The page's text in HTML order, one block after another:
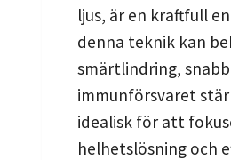
ljus, är en kraftfull
denna teknik kan
smärtlindring,
immunförsvaret
idealisk för att
helhetslösning och